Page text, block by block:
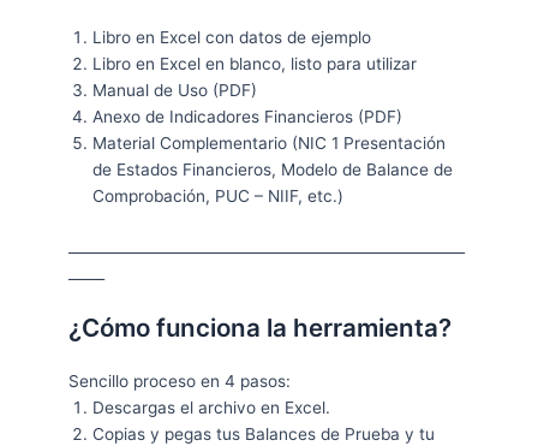
Libro en Excel con datos de ejemplo
Libro en Excel en blanco, listo para utilizar
Manual de Uso (PDF)
Anexo de Indicadores Financieros (PDF)
Material Complementario (NIC 1 Presentación
de Estados Financieros, Modelo de Balance de
Comprobación, PUC – NIIF, etc.)
¿Cómo funciona la herramienta?
Sencillo proceso en 4 pasos:
Descargas el archivo en Excel.
Copias y pegas tus Balances de Prueba y tu